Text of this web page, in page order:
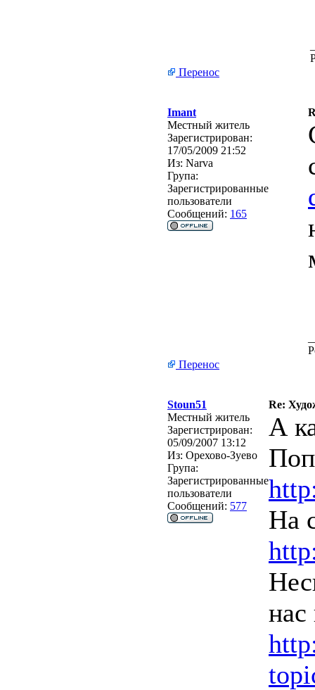
Перенос
Imant
Местный житель
Зарегистрирован:
17/05/2009 21:52
Из: Narva
Група:
Зарегистрированные
пользователи
Сообщений: 165
Перенос
Stoun51
Re:
Местный житель
Зарегистрирован:
05/09/2007 13:12
Из: Орехово-Зуево
Група:
Зарегистрированные
пользователи
Сообщений: 577
А
На